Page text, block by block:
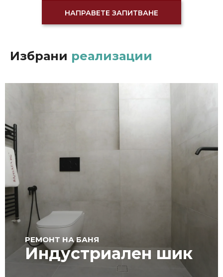
НАПРАВЕТЕ ЗАПИТВАНЕ
Избрани реализации
РЕМОНТ НА БАНЯ
Индустриален шик